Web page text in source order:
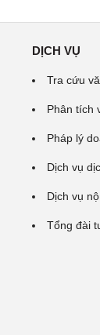
DỊCH VỤ
Tra cứu
Phân tích
Pháp lý
Dịch vụ
Dịch vụ
Tổng đài